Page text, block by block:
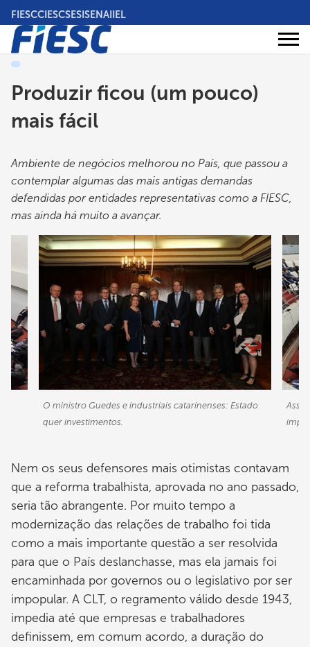
Pular
para
conteúdo
principal
FIESCCIESCSESISENAIIEL
Áreas
Produzir ficou (um pouco)
mais fácil
Ambiente de negócios melhorou no País, que passou a
contemplar algumas das mais antigas demandas
defendidas por entidades representativas como a FIESC,
mas ainda há muito a avançar.
O ministro Guedes e industriais catarinenses: Estado
quer investimentos.
Nem os seus defensores mais otimistas contavam
que a reforma trabalhista, aprovada no ano passado,
seria tão abrangente. Por muito tempo a
modernização das relações de trabalho foi tida
como a mais importante questão a ser resolvida
para que o País deslanchasse, mas ela jamais foi
encaminhada por governos ou o legislativo por ser
impopular. A CLT, o regramento válido desde 1943,
impedia até que empresas e trabalhadores
definissem, em comum acordo, a duração do